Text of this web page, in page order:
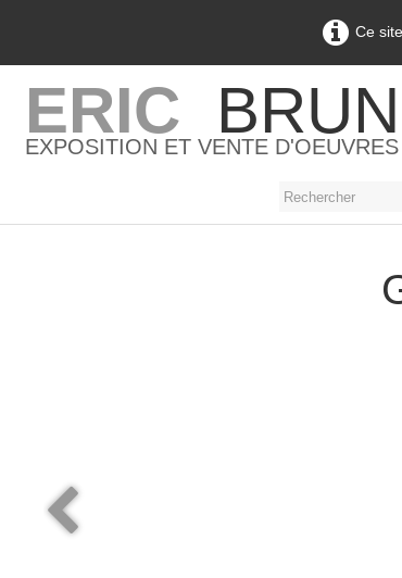
Ce
ERIC
EXPOSITION ET VENTE